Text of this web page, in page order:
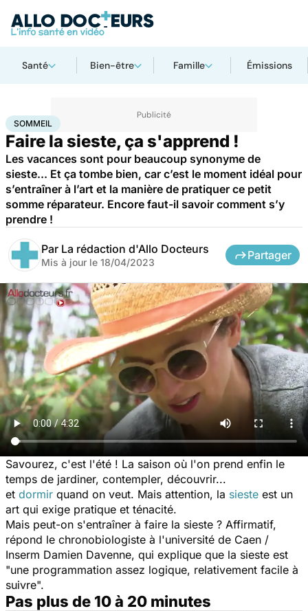
Santé Bien-être Famille Émissions
AccueilBien-être
SOMMEIL
Faire la sieste, ça s'apprend !
Les vacances sont pour beaucoup synonyme de
sieste... Et ça tombe bien, car c’est le moment idéal pour
s’entraîner à l’art et la manière de pratiquer ce petit
somme réparateur. Encore faut-il savoir comment s’y
prendre !
Par La rédaction d'Allo Docteurs
Mis à jour le 18/04/2023
Partager
Savourez, c'est l'été ! La saison où l'on prend enfin le
temps de jardiner, contempler, découvrir...
et dormir quand on veut. Mais attention, la sieste est un
art qui exige pratique et ténacité.
Mais peut-on s'entraîner à faire la sieste ? Affirmatif,
répond le chronobiologiste à l'université de Caen /
Inserm Damien Davenne, qui explique que la sieste est
"une programmation assez logique, relativement facile à
suivre".
Pas plus de 10 à 20 minutes